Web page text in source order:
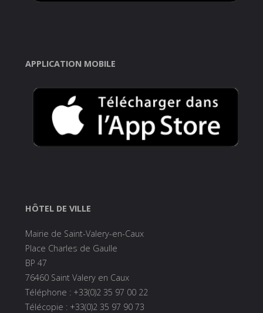
APPLICATION MOBILE
HÔTEL DE VILLE
Mairie de Saint-Valery-en-Caux
Place Charles de Gaulle
BP 47
76460 Saint Valery en Caux
Téléphone : +33(0)2 35 97 00 22
Télécopie : +33(0)2 35 97 90 73